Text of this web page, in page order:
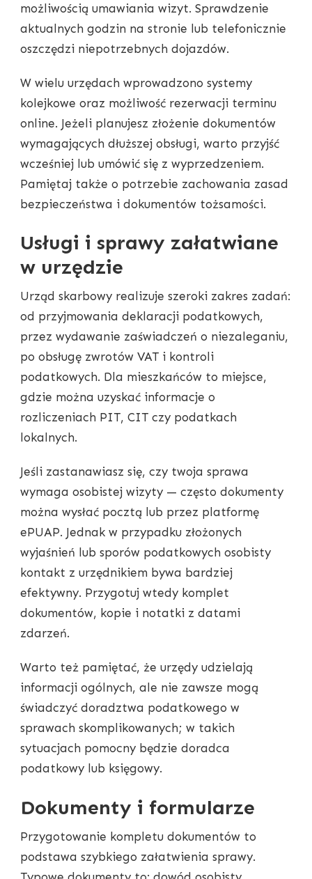
możliwością umawiania wizyt. Sprawdzenie
aktualnych godzin na stronie lub telefonicznie
oszczędzi niepotrzebnych dojazdów.
W wielu urzędach wprowadzono systemy
kolejkowe oraz możliwość rezerwacji terminu
online. Jeżeli planujesz złożenie dokumentów
wymagających dłuższej obsługi, warto przyjść
wcześniej lub umówić się z wyprzedzeniem.
Pamiętaj także o potrzebie zachowania zasad
bezpieczeństwa i dokumentów tożsamości.
Usługi i sprawy załatwiane
w urzędzie
Urząd skarbowy realizuje szeroki zakres zadań:
od przyjmowania deklaracji podatkowych,
przez wydawanie zaświadczeń o niezaleganiu,
po obsługę zwrotów VAT i kontroli
podatkowych. Dla mieszkańców to miejsce,
gdzie można uzyskać informacje o
rozliczeniach PIT, CIT czy podatkach
lokalnych.
Jeśli zastanawiasz się, czy twoja sprawa
wymaga osobistej wizyty — często dokumenty
można wysłać pocztą lub przez platformę
ePUAP. Jednak w przypadku złożonych
wyjaśnień lub sporów podatkowych osobisty
kontakt z urzędnikiem bywa bardziej
efektywny. Przygotuj wtedy komplet
dokumentów, kopie i notatki z datami
zdarzeń.
Warto też pamiętać, że urzędy udzielają
informacji ogólnych, ale nie zawsze mogą
świadczyć doradztwa podatkowego w
sprawach skomplikowanych; w takich
sytuacjach pomocny będzie doradca
podatkowy lub księgowy.
Dokumenty i formularze
Przygotowanie kompletu dokumentów to
podstawa szybkiego załatwienia sprawy.